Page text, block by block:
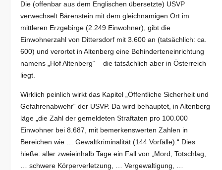
Die (offenbar aus dem Englischen übersetzte) USVP
verwechselt Bärenstein mit dem gleichnamigen Ort im
mittleren Erzgebirge (2.249 Einwohner), gibt die
Einwohnerzahl von Dittersdorf mit 3.600 an (tatsächlich: ca.
600) und verortet in Altenberg eine Behinderteneinrichtung
namens „Hof Altenberg“ – die tatsächlich aber in Österreich
liegt.
Wirklich peinlich wirkt das Kapitel „Öffentliche Sicherheit und
Gefahrenabwehr“ der USVP. Da wird behauptet, in Altenberg
läge „die Zahl der gemeldeten Straftaten pro 100.000
Einwohner bei 8.687, mit bemerkenswerten Zahlen in
Bereichen wie … Gewaltkriminalität (144 Vorfälle).“ Dies
hieße: aller zweieinhalb Tage ein Fall von „Mord, Totschlag,
… schwere Körperverletzung, … Vergewaltigung, …